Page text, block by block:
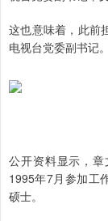
这也意味着，此前
电视台党委副书记。
公开资料显示，
1995年7月参加工
硕士。